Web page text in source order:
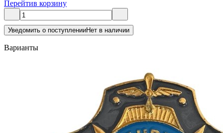
Перейтив корзину
Уведомить о поступленииНет в наличии
Варианты